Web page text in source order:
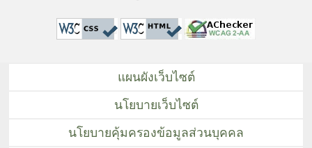
แผนผังเว็บไซต์
นโยบายเว็บไซต์
นโยบายคุ้มครองข้อมูลส่วนบุคคล